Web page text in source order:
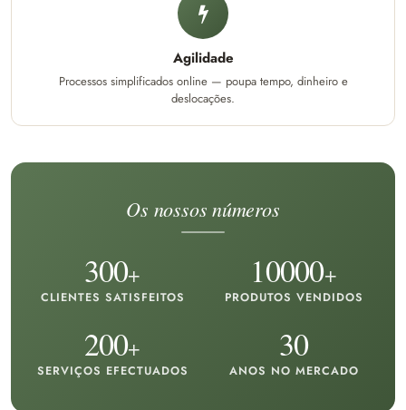
Agilidade
Processos simplificados online — poupa tempo, dinheiro e
deslocações.
Os nossos números
300+
CLIENTES SATISFEITOS
10000+
PRODUTOS VENDIDOS
200+
SERVIÇOS EFECTUADOS
30
ANOS NO MERCADO